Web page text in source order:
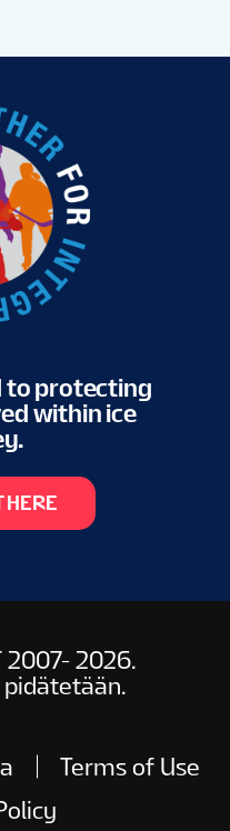
to protecting
within ice
HERE
2026.
Terms of Use